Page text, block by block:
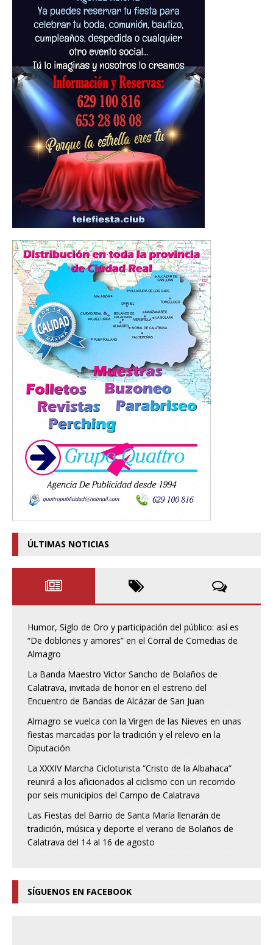
ÚLTIMAS NOTICIAS
Humor, Siglo de Oro y participación del público: así es
“De doblones y amores” en el Corral de Comedias de
Almagro
La Banda Maestro Víctor Sancho de Bolaños de
Calatrava, invitada de honor en el estreno del
Encuentro de Bandas de Alcázar de San Juan
Almagro se vuelca con la Virgen de las Nieves en unas
fiestas marcadas por la tradición y el relevo en la
Diputación
La XXXIV Marcha Cicloturista “Cristo de la Albahaca”
reunirá a los aficionados al ciclismo con un recorrido
por seis municipios del Campo de Calatrava
Las Fiestas del Barrio de Santa María llenarán de
tradición, música y deporte el verano de Bolaños de
Calatrava del 14 al 16 de agosto
SÍGUENOS EN FACEBOOK